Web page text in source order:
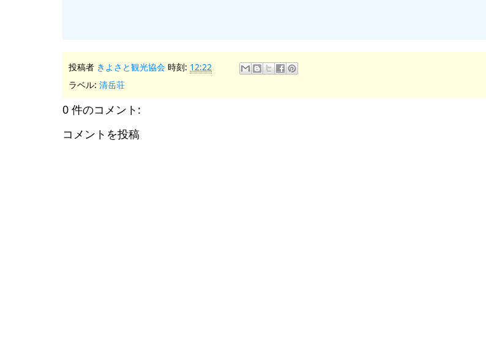
投稿者 きよさと観光協会 時刻: 12:22
ラベル: 清岳荘
0 件のコメント:
コメントを投稿